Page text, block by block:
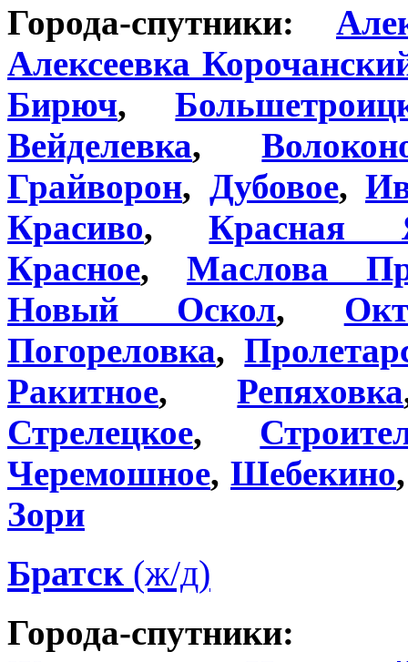
Города-спутники:
Алексеевка
Бирюч,
Вейделевка,
Грайворон, Дубовое,
Красиво,Красная
Красное, Маслова
Новый Оскол,
Погореловка,
Ракитное,Репяховка
Стрелецкое,
Черемошное, Шебекино
Зори
Братск (ж/д)
Города-